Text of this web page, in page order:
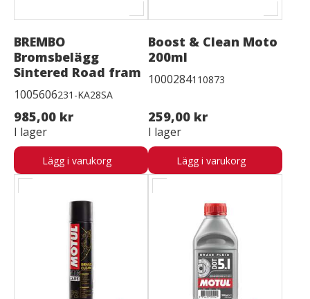
BREMBO
Bromsbelägg
Sintered Road fram
1005606231-KA28SA
985,00 kr
I lager
Lägg i varukorg
Boost & Clean Moto
200ml
1000284110873
259,00 kr
I lager
Lägg i varukorg